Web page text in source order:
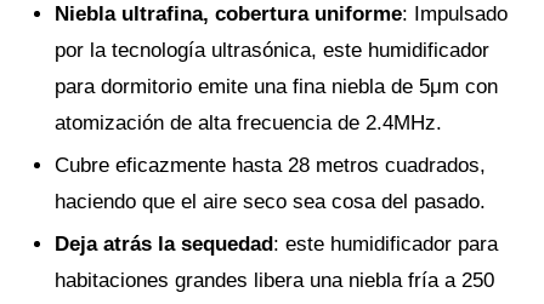
Niebla ultrafina, cobertura uniforme: Impulsado
por la tecnología ultrasónica, este humidificador
para dormitorio emite una fina niebla de 5μm con
atomización de alta frecuencia de 2.4MHz.
Cubre eficazmente hasta 28 metros cuadrados,
haciendo que el aire seco sea cosa del pasado.
Deja atrás la sequedad: este humidificador para
habitaciones grandes libera una niebla fría a 250